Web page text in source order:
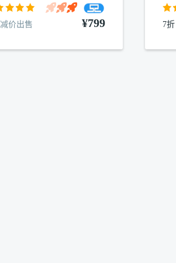
减价出售 ¥799 7折